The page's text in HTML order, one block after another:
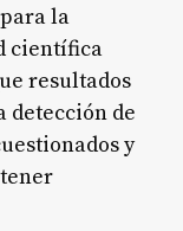
la
científica
resultados
detección de
y